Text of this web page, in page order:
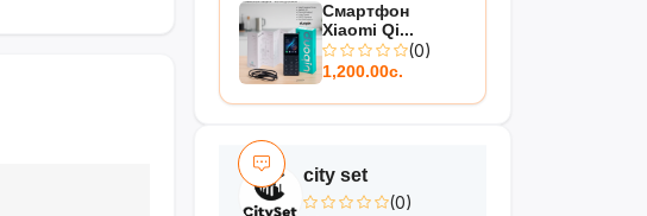
Смартфон
Xiaomi Qi...
(0)
1,200.00с.
city set
(0)